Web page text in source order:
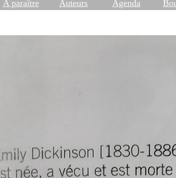
A paraître Auteurs Agenda